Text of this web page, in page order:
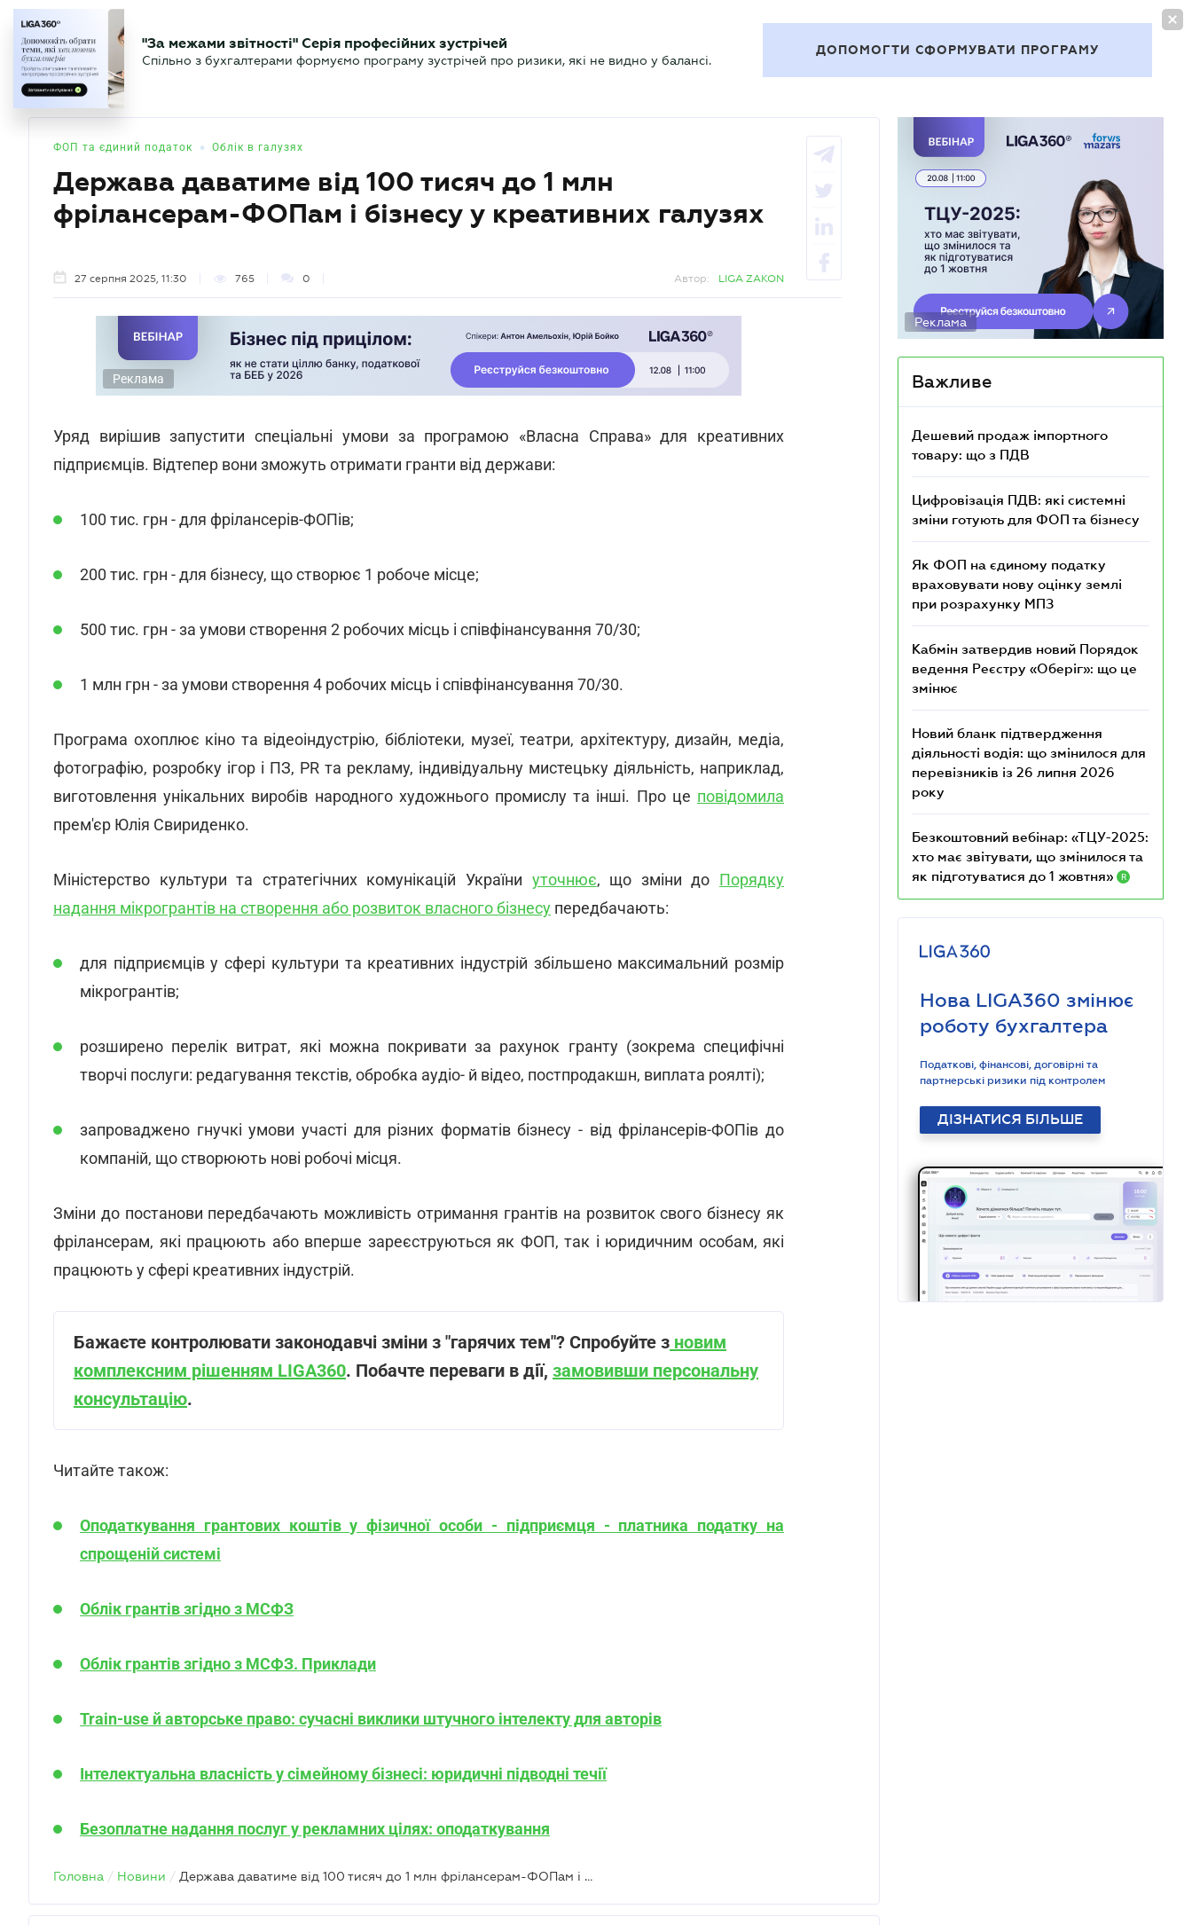
БУХГАЛТЕР Новини Аналітика Календар Актуально
"За межами звітності" Серія професійних зустрічей
Спільно з бухгалтерами формуємо програму зустрічей про ризики, які не видно у балансі.
ДОПОМОГТИ СФОРМУВАТИ ПРОГРАМУ
ФОП та єдиний податок • Облік в галузях
Держава даватиме від 100 тисяч до 1 млн
фрілансерам-ФОПам і бізнесу у креативних галузях
27 серпня 2025, 11:30 765 0 Автор: LIGA ZAKON
Реклама
Уряд вирішив запустити спеціальні умови за програмою «Власна Справа» для креативних
підприємців. Відтепер вони зможуть отримати гранти від держави:
100 тис. грн - для фрілансерів-ФОПів;
200 тис. грн - для бізнесу, що створює 1 робоче місце;
500 тис. грн - за умови створення 2 робочих місць і співфінансування 70/30;
1 млн грн - за умови створення 4 робочих місць і співфінансування 70/30.
Програма охоплює кіно та відеоіндустрію, бібліотеки, музеї, театри, архітектуру, дизайн, медіа,
фотографію, розробку ігор і ПЗ, PR та рекламу, індивідуальну мистецьку діяльність, наприклад,
виготовлення унікальних виробів народного художнього промислу та інші. Про це повідомила
прем'єр Юлія Свириденко.
Міністерство культури та стратегічних комунікацій України уточнює, що зміни до Порядку
надання мікрогрантів на створення або розвиток власного бізнесу передбачають:
для підприємців у сфері культури та креативних індустрій збільшено максимальний розмір
мікрогрантів;
розширено перелік витрат, які можна покривати за рахунок гранту (зокрема специфічні
творчі послуги: редагування текстів, обробка аудіо- й відео, постпродакшн, виплата роялті);
запроваджено гнучкі умови участі для різних форматів бізнесу - від фрілансерів-ФОПів до
компаній, що створюють нові робочі місця.
Зміни до постанови передбачають можливість отримання грантів на розвиток свого бізнесу як
фрілансерам, які працюють або вперше зареєструються як ФОП, так і юридичним особам, які
працюють у сфері креативних індустрій.
Бажаєте контролювати законодавчі зміни з "гарячих тем"? Спробуйте з новим
комплексним рішенням LIGA360. Побачте переваги в дії, замовивши персональну
консультацію.
Читайте також:
Оподаткування грантових коштів у фізичної особи - підприємця - платника податку на
спрощеній системі
Облік грантів згідно з МСФЗ
Облік грантів згідно з МСФЗ. Приклади
Train-use й авторське право: сучасні виклики штучного інтелекту для авторів
Інтелектуальна власність у сімейному бізнесі: юридичні підводні течії
Безоплатне надання послуг у рекламних цілях: оподаткування
Головна / Новини / Держава даватиме від 100 тисяч до 1 млн фрілансерам-ФОПам і бізнесу у креативних галузях
Реклама
Важливе
Дешевий продаж імпортного
товару: що з ПДВ
Цифровізація ПДВ: які системні
зміни готують для ФОП та бізнесу
Як ФОП на єдиному податку
враховувати нову оцінку землі
при розрахунку МПЗ
Кабмін затвердив новий Порядок
ведення Реєстру «Оберіг»: що це
змінює
Новий бланк підтвердження
діяльності водія: що змінилося для
перевізників із 26 липня 2026
року
Безкоштовний вебінар: «ТЦУ-2025:
хто має звітувати, що змінилося та
як підготуватися до 1 жовтня»
R
Нова LIGA360 змінює
роботу бухгалтера
Податкові, фінансові, договірні та
партнерські ризики під контролем
ДІЗНАТИСЯ БІЛЬШЕ